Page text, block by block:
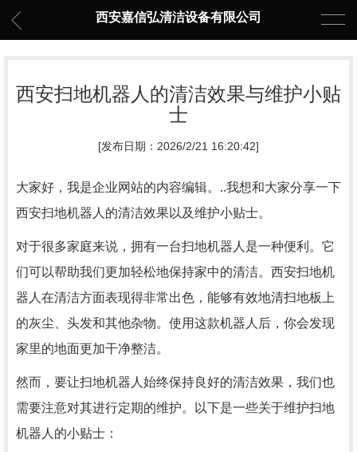
西安嘉信弘清洁设备有限公司
西安扫地机器人的清洁效果与维护小贴
士
[发布日期：2026/2/21 16:20:42]
大家好，我是企业网站的内容编辑。..我想和大家分享一下
西安扫地机器人的清洁效果以及维护小贴士。
对于很多家庭来说，拥有一台扫地机器人是一种便利。它
们可以帮助我们更加轻松地保持家中的清洁。西安扫地机
器人在清洁方面表现得非常出色，能够有效地清扫地板上
的灰尘、头发和其他杂物。使用这款机器人后，你会发现
家里的地面更加干净整洁。
然而，要让扫地机器人始终保持良好的清洁效果，我们也
需要注意对其进行定期的维护。以下是一些关于维护扫地
机器人的小贴士：